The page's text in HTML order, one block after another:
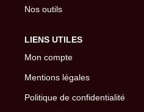
Nos outils
LIENS UTILES
Mon compte
Mentions légales
Politique de confidentialité